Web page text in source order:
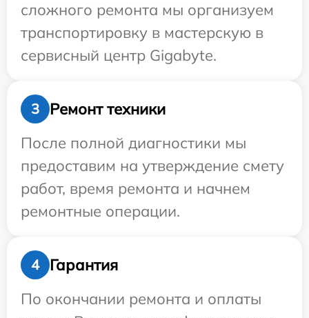
сложного ремонта мы организуем
транспортировку в мастерскую в
сервисный центр Gigabyte.
3
Ремонт техники
После полной диагностики мы
предоставим на утверждение смету
работ, время ремонта и начнем
ремонтные операции.
4
Гарантия
По окончании ремонта и оплаты